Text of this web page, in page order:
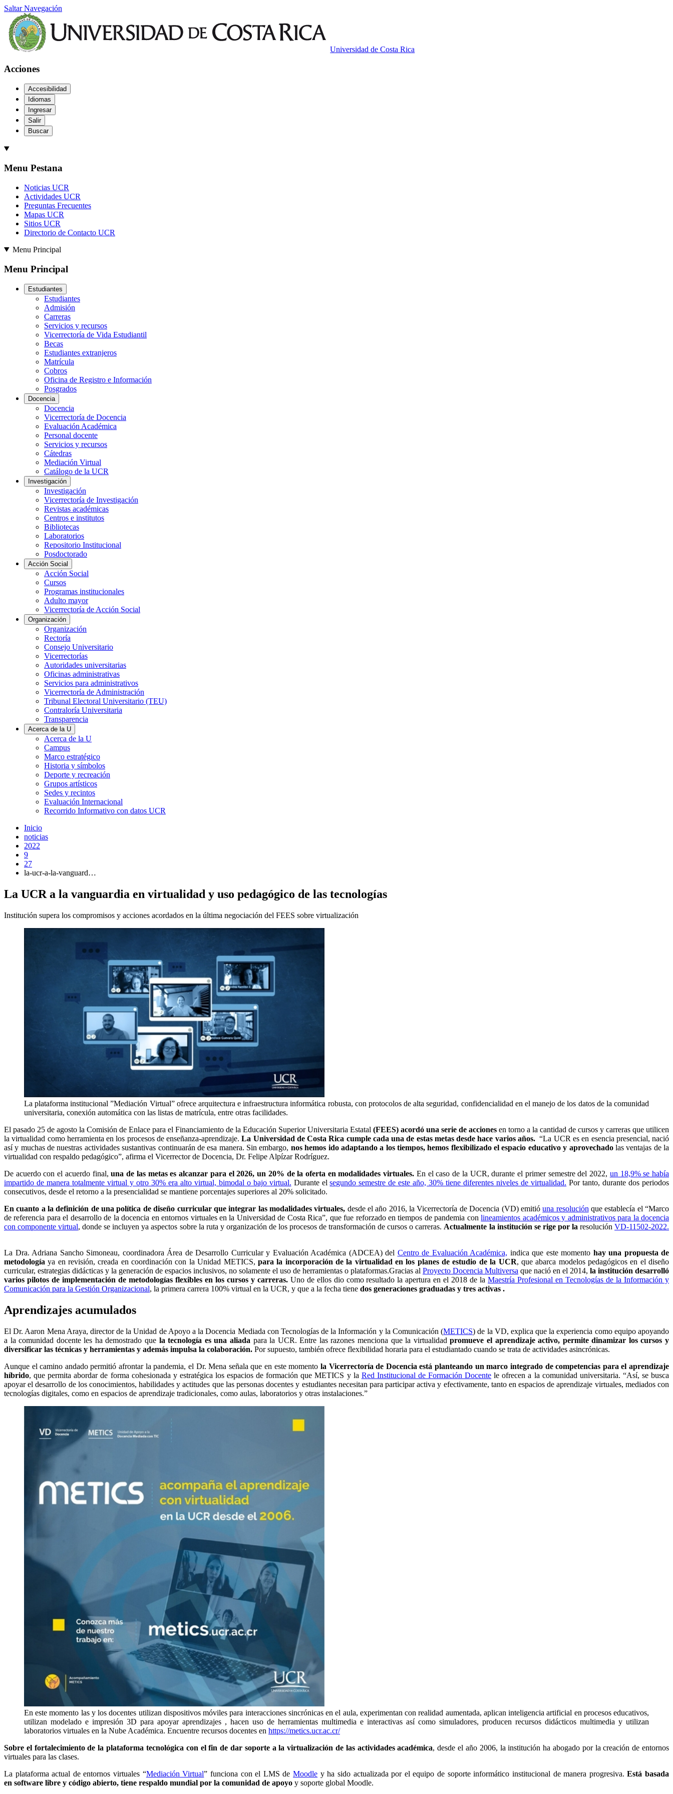
Saltar Navegación
Universidad de Costa Rica
Acciones
Accesibilidad
Idiomas
Ingresar
Salir
Buscar
Menu Pestana
Noticias UCR
Actividades UCR
Preguntas Frecuentes
Mapas UCR
Sitios UCR
Directorio de Contacto UCR
Menu Principal
Menu Principal
Estudiantes
Estudiantes
Admisión
Carreras
Servicios y recursos
Vicerrectoría de Vida Estudiantil
Becas
Estudiantes extranjeros
Matrícula
Cobros
Oficina de Registro e Información
Posgrados
Docencia
Docencia
Vicerrectoría de Docencia
Evaluación Académica
Personal docente
Servicios y recursos
Cátedras
Mediación Virtual
Catálogo de la UCR
Investigación
Investigación
Vicerrectoría de Investigación
Revistas académicas
Centros e institutos
Bibliotecas
Laboratorios
Repositorio Institucional
Posdoctorado
Acción Social
Acción Social
Cursos
Programas institucionales
Adulto mayor
Vicerrectoría de Acción Social
Organización
Organización
Rectoría
Consejo Universitario
Vicerrectorías
Autoridades universitarias
Oficinas administrativas
Servicios para administrativos
Vicerrectoría de Administración
Tribunal Electoral Universitario (TEU)
Contraloría Universitaria
Transparencia
Acerca de la U
Acerca de la U
Campus
Marco estratégico
Historia y símbolos
Deporte y recreación
Grupos artísticos
Sedes y recintos
Evaluación Internacional
Recorrido Informativo con datos UCR
Inicio
noticias
2022
9
27
la-ucr-a-la-vanguard…
La UCR a la vanguardia en virtualidad y uso pedagógico de las tecnologías
Institución supera los compromisos y acciones acordados en la última negociación del FEES sobre virtualización
La plataforma institucional ”Mediación Virtual” ofrece arquitectura e infraestructura informática robusta, con protocolos de alta seguridad, confidencialidad en el manejo de los datos de la comunidad
universitaria, conexión automática con las listas de matrícula, entre otras facilidades.
El pasado 25 de agosto la Comisión de Enlace para el Financiamiento de la Educación Superior Universitaria Estatal (FEES) acordó una serie de acciones en torno a la cantidad de cursos y carreras que utilicen
la virtualidad como herramienta en los procesos de enseñanza-aprendizaje. La Universidad de Costa Rica cumple cada una de estas metas desde hace varios años.“La UCR es en esencia presencial, nació
así y muchas de nuestras actividades sustantivas continuarán de esa manera. Sin embargo, nos hemos ido adaptando a los tiempos, hemos flexibilizado el espacio educativo y aprovechadolas ventajas de la
virtualidad con respaldo pedagógico”, afirma el Vicerrector de Docencia, Dr. Felipe Alpízar Rodríguez.
De acuerdo con el acuerdo final,una de las metas es alcanzar para el 2026, un 20% de la oferta en modalidades virtuales. En el caso de la UCR, durante el primer semestre del 2022, un 18,9% se había
impartido de manera totalmente virtual y otro 30% era alto virtual, bimodal o bajo virtual. Durante elsegundo semestre de este año, 30% tiene diferentes niveles de virtualidad. Por tanto, durante dos periodos
consecutivos, desde el retorno a la presencialidad se mantiene porcentajes superiores al 20% solicitado.
En cuanto a la definición de una política de diseño curricular que integrar las modalidades virtuales, desde el año 2016, la Vicerrectoría de Docencia (VD) emitióuna resolución que establecía el “Marco
de referencia para el desarrollo de la docencia en entornos virtuales en la Universidad de Costa Rica”, que fue reforzado en tiempos de pandemia conlineamientos académicos y administrativos para la docencia
con componente virtual, donde se incluyen ya aspectos sobre la ruta y organización de los procesos de transformación de cursos o carreras. Actualmente la institución se rige por la resoluciónVD-11502-2022.
La Dra. Adriana Sancho Simoneau, coordinadora Área de Desarrollo Curricular y Evaluación Académica (ADCEA) del Centro de Evaluación Académica, indica que este momento hay una propuesta de
metodología ya en revisión, creada en coordinación con la Unidad METICS, para la incorporación de la virtualidad en los planes de estudio de la UCR, que abarca modelos pedagógicos en el diseño
curricular, estrategias didácticas y la generación de espacios inclusivos, no solamente el uso de herramientas o plataformas.Gracias al Proyecto Docencia Multiversa que nació en el 2014, la institución desarrolló
varios pilotos de implementación de metodologías flexibles en los cursos y carreras.Uno de ellos dio como resultado la apertura en el 2018 de la Maestría Profesional en Tecnologías de la Información y
Comunicación para la Gestión Organizacional, la primera carrera 100% virtual en la UCR, y que a la fecha tiene dos generaciones graduadas y tres activas .
Aprendizajes acumulados
El Dr. Aaron Mena Araya, director de la Unidad de Apoyo a la Docencia Mediada con Tecnologías de la Información y la Comunicación (METICS) de la VD, explica que la experiencia como equipo apoyando
a la comunidad docente les ha demostrado que la tecnología es una aliada para la UCR. Entre las razones menciona que la virtualidadpromueve el aprendizaje activo, permite dinamizar los cursos y
diversificar las técnicas y herramientas y además impulsa la colaboración. Por supuesto, también ofrece flexibilidad horaria para el estudiantado cuando se trata de actividades asincrónicas.
Aunque el camino andado permitió afrontar la pandemia, el Dr. Mena señala que en este momento la Vicerrectoría de Docencia está planteando un marco integrado de competencias para el aprendizaje
híbrido, que permita abordar de forma cohesionada y estratégica los espacios de formación que METICS y la Red Institucional de Formación Docente le ofrecen a la comunidad universitaria. “Así, se busca
apoyar el desarrollo de los conocimientos, habilidades y actitudes que las personas docentes y estudiantes necesitan para participar activa y efectivamente, tanto en espacios de aprendizaje virtuales, mediados con
tecnologías digitales, como en espacios de aprendizaje tradicionales, como aulas, laboratorios y otras instalaciones.”
En este momento las y los docentes utilizan dispositivos móviles para interacciones sincrónicas en el aula, experimentan con realidad aumentada, aplican inteligencia artificial en procesos educativos,
utilizan modelado e impresión 3D para apoyar aprendizajes , hacen uso de herramientas multimedia e interactivas así como simuladores, producen recursos didácticos multimedia y utilizan
laboratorios virtuales en la Nube Académica. Encuentre recursos docentes en https://metics.ucr.ac.cr/
Sobre el fortalecimiento de la plataforma tecnológica con el fin de dar soporte a la virtualización de las actividades académica, desde el año 2006, la institución ha abogado por la creación de entornos
virtuales para las clases.
La plataforma actual de entornos virtuales “Mediación Virtual” funciona con el LMS deMoodle y ha sido actualizada por el equipo de soporte informático institucional de manera progresiva.Está basada
en software libre y código abierto, tiene respaldo mundial por la comunidad de apoyo y soporte global Moodle.